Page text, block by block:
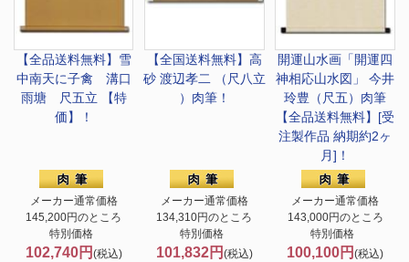
【全品送料無料】 雪
中南天に子禽 溝口
雨塘 尺五立 【特
価】！
メーカー通常価格
145,200円のところ
特別価格
102,740円 (税込)
【全国送料無料】 高
砂 渡辺孝二 （尺八立
）肉筆！
メーカー通常価格
134,310円のところ
特別価格
101,832円 (税込)
開運山水画 「開運四
神相応山水図」 今井
玲豊（尺五）肉筆
【全品送料無料】[受
注製作品 納期約2ヶ
月]！
メーカー通常価格
143,000円のところ
特別価格
100,100円(税込)